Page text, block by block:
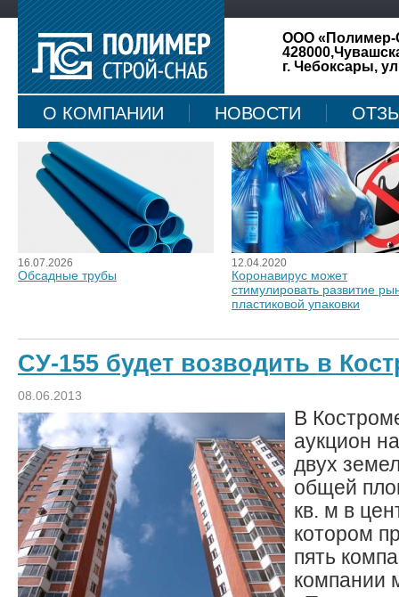
ООО «Полимер-
г. Чебоксары,
О КОМПАНИИ НОВОСТИ
КАРТА САЙТА
16.07.2026
Обсадные трубы
12.04.2020
Коронавирус может
стимулировать развитие
пластиковой упаковки
СУ-155 будет возводить в
08.06.2013
В
аукцион
двух
общей
кв. м в
котором
пять
компании